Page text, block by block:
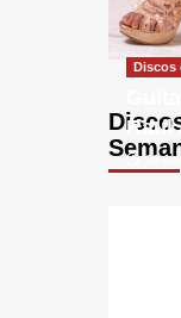
Discos
Raul
29